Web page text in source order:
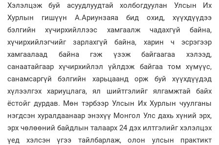
Хэлэлцэж буй асуудлуудтай холбогдуулан Улсын Их
Хурлын гишүүн А.Ариунзаяа бид охид, хүүхдүүдээ
бэлгийн хүчирхийллээс хамгаалж чадахгүй байна,
хүчирхийлэгчийг зарлахгүй байна, харин ч эсрэгээр
хамгаалаад байна гэж үзэж байгаагаа хэлээд,
санаатайгаар хүчирхийлэл үйлдэж байгаа том хүмүүс,
санамсаргүй бэлгийн харьцаанд орж буй хүүхдүүдэд
хүлээлгэх хариуцлага, ял шийтгэлийг ялгамжтай байх
ёстойг дурдав. Мөн тэрбээр Улсын Их Хурлын чуулганы
нэгдсэн хуралдаанаар энэхүү Монгол Улс дахь хүний эрх,
эрх чөлөөний байдлын талаарх 24 дэх илтгэлийг хэлэлцэх
үед хэлсэн үгээ тайлбарлаж, олон улсын практикт